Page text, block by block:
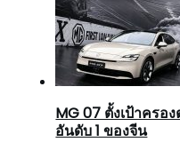
MG 07 ตั้งเป้าครอ
อันดับ 1 ของจีน